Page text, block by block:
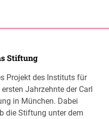
Stiftung
Projekt des Instituts für
Jahrzehnte der Carl
in München. Dabei
die Stiftung unter dem